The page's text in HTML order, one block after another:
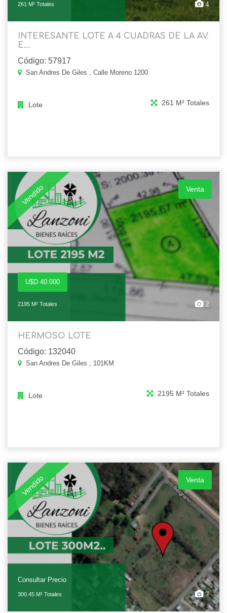
261 M² Totales 4
INTERESANTE LOTE A 4 CUADRAS DE LA AV.
E...
Código: 57917
San Andres De Giles , Calle Moreno 1200
Lote 261 M² Totales
Vendido Venta
U$D 40.000
2195 M² Totales 2
HERMOSO LOTE
Código: 132040
San Andres De Giles , 101KM
Lote 2195 M² Totales
Vendido Venta
Consultar Precio
300.45 M² Totales 7